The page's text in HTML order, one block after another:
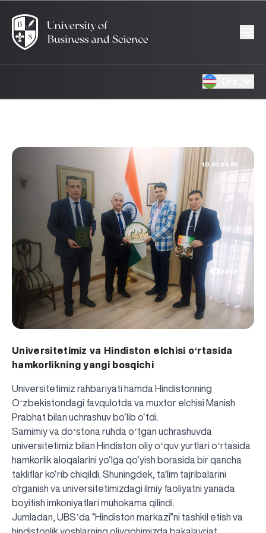
10.01.2025
2249
Universitetimiz va Hindiston elchisi oʻrtasida
hamkorlikning yangi bosqichi
Universitetimiz rahbariyati hamda Hindistonning
Oʻzbekistondagi favqulotda va muxtor elchisi Manish
Prabhat bilan uchrashuv bo‘lib o‘tdi.
Samimiy va doʻstona ruhda oʻtgan uchrashuvda
universitetimiz bilan Hindiston oliy oʻquv yurtlari oʻrtasida
hamkorlik aloqalarini yo‘lga qo‘yish borasida bir qancha
takliflar ko‘rib chiqildi. Shuningdek, ta'lim tajribalarini
o'rganish va universitetimizdagi ilmiy faoliyatni yanada
boyitish imkoniyatlari muhokama qilindi.
Jumladan, UBSʼda “Hindiston markazi”ni tashkil etish va